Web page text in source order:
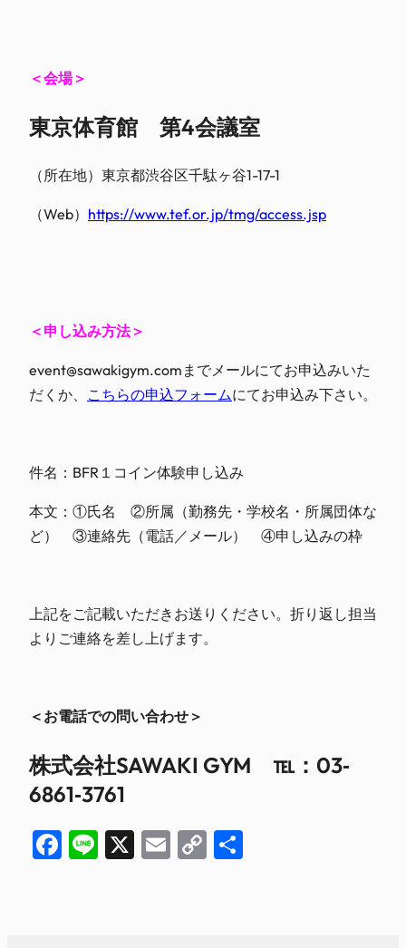
＜会場＞
東京体育館 第4会議室
（所在地）東京都渋谷区千駄ヶ谷1-17-1
（Web） https://www.tef.or.jp/tmg/access.jsp
＜申し込み方法＞
event@sawakigym.comまでメールにてお申込みいた
だくか、 こちらの申込フォームにてお申込み下さい。
件名：BFR１コイン体験申し込み
本文：①氏名 ②所属（勤務先・学校名・所属団体な
ど）
③連絡先（電話／メール） ④申し込みの枠
上記をご記載いただきお送りください。折り返し担当
より ご連絡を差し上げます。
＜お電話での問い合わせ＞
株式会社SAWAKI GYM ℡：03‐
6861‐3761
Facebook
Line
X EmailCopy